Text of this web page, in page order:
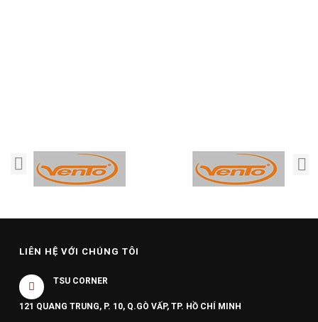
LIÊN HỆ VỚI CHÚNG TÔI
TSU CORNER
121 QUANG TRUNG, P. 10, Q.GÒ VẤP, TP. HỒ CHÍ MINH